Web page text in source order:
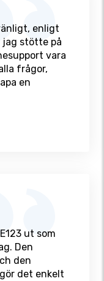
enligt
jag stötte på
vara
frågor,
en
ut som
Den
den
det enkelt